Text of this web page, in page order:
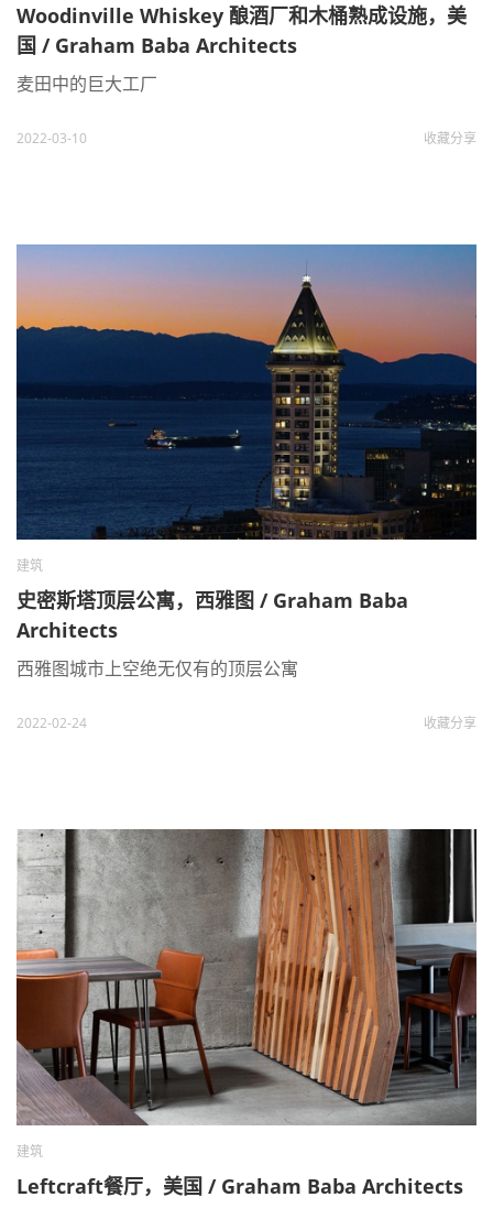
Woodinville Whiskey 酿酒厂和木桶熟成设施，美
国 / Graham Baba Architects
麦田中的巨大工厂
2022-03-10 收藏分享
建筑
史密斯塔顶层公寓，西雅图 / Graham Baba
Architects
西雅图城市上空绝无仅有的顶层公寓
2022-02-24 收藏分享
建筑
Leftcraft餐厅，美国 / Graham Baba Architects